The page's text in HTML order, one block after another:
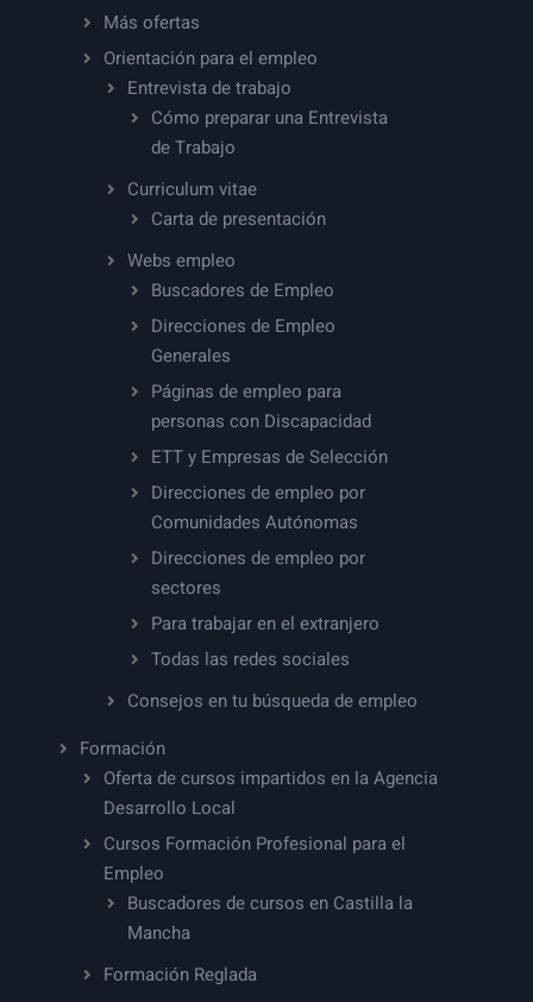
Más ofertas
Orientación para el empleo
Entrevista de trabajo
Cómo preparar una Entrevista
de Trabajo
Curriculum vitae
Carta de presentación
Webs empleo
Buscadores de Empleo
Direcciones de Empleo
Generales
Páginas de empleo para
personas con Discapacidad
ETT y Empresas de Selección
Direcciones de empleo por
Comunidades Autónomas
Direcciones de empleo por
sectores
Para trabajar en el extranjero
Todas las redes sociales
Consejos en tu búsqueda de empleo
Formación
Oferta de cursos impartidos en la Agencia
Desarrollo Local
Cursos Formación Profesional para el
Empleo
Buscadores de cursos en Castilla la
Mancha
Formación Reglada